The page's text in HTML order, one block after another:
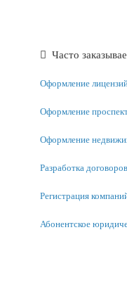
Часто
Оформление
Оформление
Оформление
Разработка договоров
Регистрация
Абонентское